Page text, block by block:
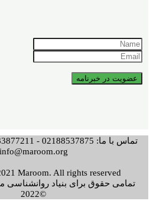
info@maroom.org
Maroom. All rights reserved.
تمامی حقوق برای بنیاد
©2022